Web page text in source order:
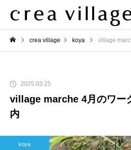
crea village koya village
2025.03.25
village marche 4月のワー
内
koya